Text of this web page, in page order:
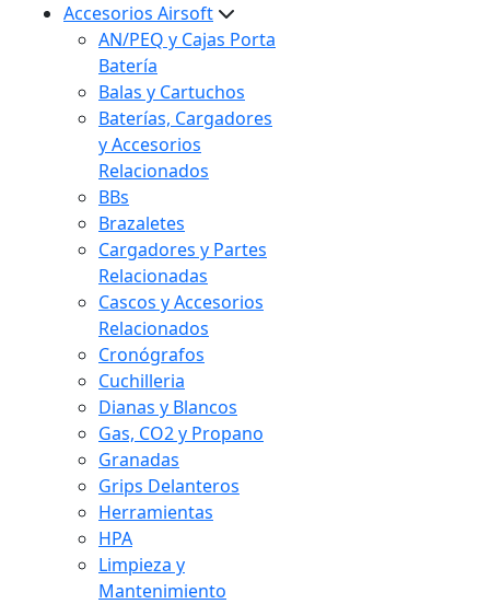
Accesorios Airsoft
AN/PEQ y Cajas Porta
Batería
Balas y Cartuchos
Baterías, Cargadores
y Accesorios
Relacionados
BBs
Brazaletes
Cargadores y Partes
Relacionadas
Cascos y Accesorios
Relacionados
Cronógrafos
Cuchilleria
Dianas y Blancos
Gas, CO2 y Propano
Granadas
Grips Delanteros
Herramientas
HPA
Limpieza y
Mantenimiento